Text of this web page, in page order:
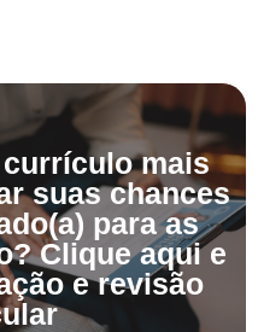
mais
suas chances
para as
Clique aqui e
e revisão